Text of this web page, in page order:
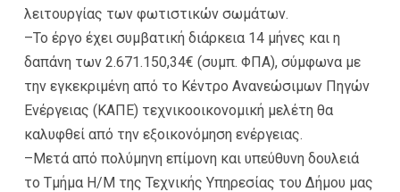
λειτουργίας των φωτιστικών σωμάτων.
–Το έργο έχει συμβατική διάρκεια 14 μήνες και η
δαπάνη των 2.671.150,34€ (συμπ. ΦΠΑ), σύμφωνα με
την εγκεκριμένη από το Κέντρο Ανανεώσιμων Πηγών
Ενέργειας (ΚΑΠΕ) τεχνικοοικονομική μελέτη θα
καλυφθεί από την εξοικονόμηση ενέργειας.
–Μετά από πολύμηνη επίμονη και υπεύθυνη δουλειά
το Τμήμα Η/Μ της Τεχνικής Υπηρεσίας του Δήμου μας